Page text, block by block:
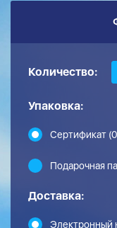
Количество:
Упаковка:
Сертификат
Подарочная
Доставка:
Электронный